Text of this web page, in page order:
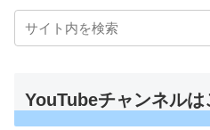
YouTubeチャンネルは